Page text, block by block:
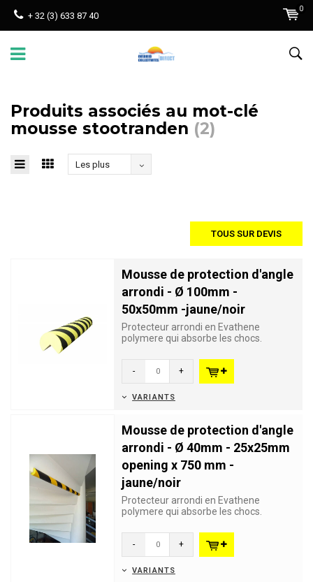
+ 32 (3) 633 87 40
0
Produits associés au mot-clé
mousse stootranden (2)
Les plus
TOUS SUR DEVIS
Mousse de protection d'angle
arrondi - Ø 100mm -
50x50mm -jaune/noir
Protecteur arrondi en Evathene
polymere qui absorbe les chocs.
bléssur...
- +
VARIANTS
Mousse de protection d'angle
arrondi - Ø 40mm - 25x25mm
opening x 750 mm -
jaune/noir
Protecteur arrondi en Evathene
polymere qui absorbe les chocs.
bléssur...
- +
VARIANTS